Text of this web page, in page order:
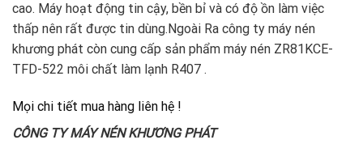
cao. Máy hoạt động tin cậy, bền bỉ và có độ ồn làm việc
thấp nên rất được tin dùng.Ngoài Ra công ty máy nén
khương phát còn cung cấp sản phẩm máy nén ZR81KCE-
TFD-522 môi chất làm lạnh R407 .
Mọi chi tiết mua hàng liên hệ !
CÔNG TY MÁY NÉN KHƯƠNG PHÁT